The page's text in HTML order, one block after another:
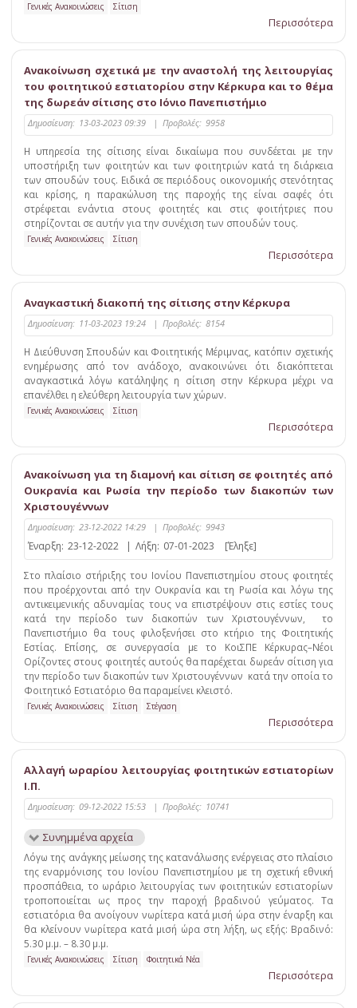
Γενικές Ανακοινώσεις Σίτιση
Περισσότερα
Ανακοίνωση σχετικά με την αναστολή της λειτουργίας
του φοιτητικού εστιατορίου στην Κέρκυρα και το θέμα
της δωρεάν σίτισης στο Ιόνιο Πανεπιστήμιο
Δημοσίευση: 13-03-2023 09:39 | Προβολές: 9958
Η υπηρεσία της σίτισης είναι δικαίωμα που συνδέεται με την
υποστήριξη των φοιτητών και των φοιτητριών κατά τη διάρκεια
των σπουδών τους. Ειδικά σε περιόδους οικονομικής στενότητας
και κρίσης, η παρακώλυση της παροχής της είναι σαφές ότι
στρέφεται ενάντια στους φοιτητές και στις φοιτήτριες που
στηρίζονται σε αυτήν για την συνέχιση των σπουδών τους.
Γενικές Ανακοινώσεις Σίτιση
Περισσότερα
Αναγκαστική διακοπή της σίτισης στην Κέρκυρα
Δημοσίευση: 11-03-2023 19:24 | Προβολές: 8154
Η Διεύθυνση Σπουδών και Φοιτητικής Μέριμνας, κατόπιν σχετικής
ενημέρωσης από τον ανάδοχο, ανακοινώνει ότι διακόπτεται
αναγκαστικά λόγω κατάληψης η σίτιση στην Κέρκυρα μέχρι να
επανέλθει η ελεύθερη λειτουργία των χώρων.
Γενικές Ανακοινώσεις Σίτιση
Περισσότερα
Ανακοίνωση για τη διαμονή και σίτιση σε φοιτητές από
Ουκρανία και Ρωσία την περίοδο των διακοπών των
Χριστουγέννων
Δημοσίευση: 23-12-2022 14:29 | Προβολές: 9943
Έναρξη: 23-12-2022 | Λήξη: 07-01-2023 [Έληξε]
Στο πλαίσιο στήριξης του Ιονίου Πανεπιστημίου στους φοιτητές
που προέρχονται από την Ουκρανία και τη Ρωσία και λόγω της
αντικειμενικής αδυναμίας τους να επιστρέψουν στις εστίες τους
κατά την περίοδο των διακοπών των Χριστουγέννων, το
Πανεπιστήμιο θα τους φιλοξενήσει στο κτήριο της Φοιτητικής
Εστίας. Επίσης, σε συνεργασία με το ΚοιΣΠΕ Κέρκυρας–Νέοι
Ορίζοντες στους φοιτητές αυτούς θα παρέχεται δωρεάν σίτιση για
την περίοδο των διακοπών των Χριστουγέννων κατά την οποία το
Φοιτητικό Εστιατόριο θα παραμείνει κλειστό.
Γενικές Ανακοινώσεις Σίτιση Στέγαση
Περισσότερα
Αλλαγή ωραρίου λειτουργίας φοιτητικών εστιατορίων
Ι.Π.
Δημοσίευση: 09-12-2022 15:53 | Προβολές: 10741
Συνημμένα αρχεία
Λόγω της ανάγκης μείωσης της κατανάλωσης ενέργειας στο πλαίσιο
της εναρμόνισης του Ιονίου Πανεπιστημίου με τη σχετική εθνική
προσπάθεια, το ωράριο λειτουργίας των φοιτητικών εστιατορίων
τροποποιείται ως προς την παροχή βραδινού γεύματος. Τα
εστιατόρια θα ανοίγουν νωρίτερα κατά μισή ώρα στην έναρξη και
θα κλείνουν νωρίτερα κατά μισή ώρα στη λήξη, ως εξής: Βραδινό:
5.30 μ.μ. – 8.30 μ.μ.
Γενικές Ανακοινώσεις Σίτιση Φοιτητικά Νέα
Περισσότερα